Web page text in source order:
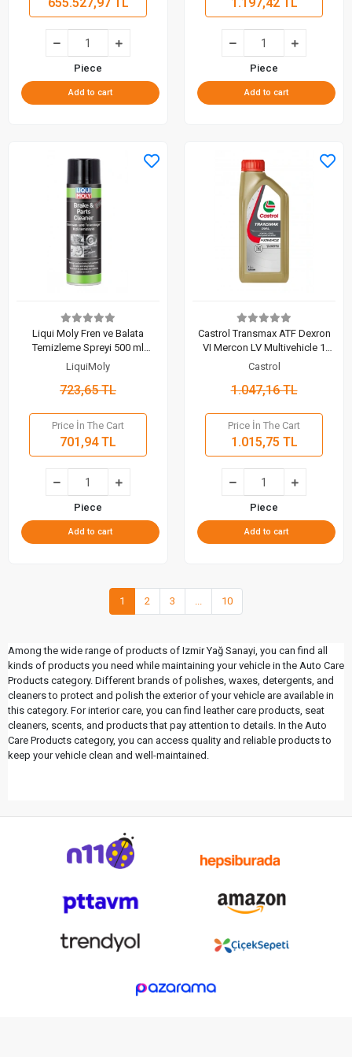
Piece
Add to cart
Piece
Add to cart
Liqui Moly Fren ve Balata
Temizleme Spreyi 500 ml
(48170)
LiquiMoly
723,65 TL
Price İn The Cart
701,94 TL
Piece
Add to cart
Castrol Transmax ATF Dexron
VI Mercon LV Multivehicle 1
Liter - Fully Synthetic Automatic
Castrol
1.047,16 TL
Price İn The Cart
1.015,75 TL
Piece
Add to cart
1 2 3 ... 10
Among the wide range of products of Izmir Yağ Sanayi, you can find all
kinds of products you need while maintaining your vehicle in the Auto Care
Products category. Different brands of polishes, waxes, detergents, and
cleaners to protect and polish the exterior of your vehicle are available in
this category. For interior care, you can find leather care products, seat
cleaners, scents, and products that pay attention to details. In the Auto
Care Products category, you can access quality and reliable products to
keep your vehicle clean and well-maintained.